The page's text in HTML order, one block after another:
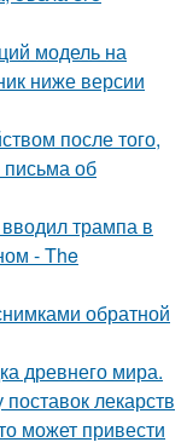
модель на
ниже версии
после того,
письма об
трампа в
- The
обратной
древнего мира.
лекарств
может привести